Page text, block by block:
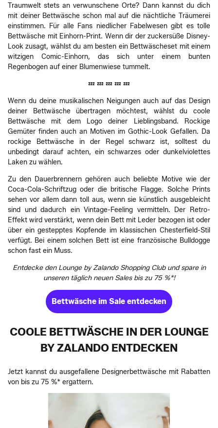
Traumwelt stets an verwunschene Orte? Dann kannst du dich
mit deiner Bettwäsche schon mal auf die nächtliche Träumerei
einstimmen. Für alle Fans niedlicher Fabelwesen gibt es tolle
Bettwäsche mit Einhorn-Print. Wenn dir der zuckersüße Disney-
Look zusagt, wählst du am besten ein Bettwäscheset mit einem
witzigen Comic-Einhorn, das sich unter einem bunten
Regenbogen auf einer Blumenwiese tummelt.
💤 💤 💤 💤 💤
Wenn du deine musikalischen Neigungen auch auf das Design
deiner Bettwäsche übertragen möchtest, wählst du coole
Bettwäsche mit dem Logo deiner Lieblingsband. Rockige
Gemüter finden auch an Motiven im Gothic-Look Gefallen. Da
rockige Bettwäsche in der Regel schwarz ist, solltest du
unbedingt darauf achten, ein schwarzes oder dunkelviolettes
Laken zu wählen.
Zu den Dauerbrennern gehören auch beliebte Motive wie der
Coca-Cola-Schriftzug oder die britische Flagge. Solche Prints
sehen vor allem dann toll aus, wenn sie künstlich ausgebleicht
sind und dadurch ein Vintage-Feeling vermitteln. Der Retro-
Effekt wird verstärkt, wenn dein Bett mit Leder bezogen ist oder
über ein gestepptes Kopfende im klassischen Chesterfield-Stil
verfügt. Bei einem solchen Bett ist eine französische Bulldogge
schon fast ein Muss.
Entdecke den Lounge by Zalando Shopping Club und spare in
unseren täglich neuen Sales bis zu 75 %*!
Bettwäsche im Sale entdecken
COOLE BETTWÄSCHE IN DER LOUNGE
BY ZALANDO ENTDECKEN
Jetzt kannst du ausgefallene Designerbettwäsche mit Rabatten
von bis zu 75 %* ergattern.